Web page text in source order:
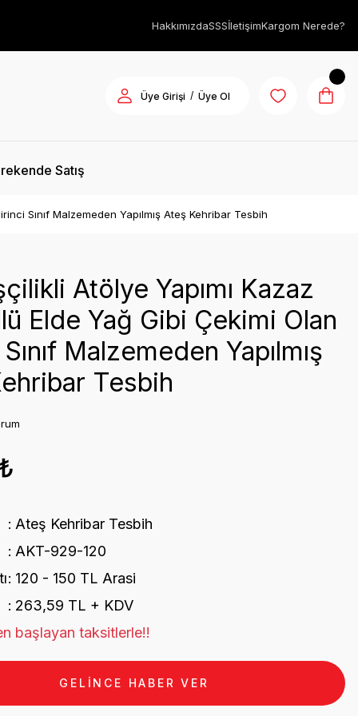
HakkımızdaSSSİletişimKargom Nerede?
Üye Girişi / Üye Ol
Satış
Sınıf Malzemeden Yapılmış Ateş Kehribar Tesbih
Atölye Yapımı Kazaz
Elde Yağ Gibi Çekimi Olan
Malzemeden Yapılmış
Tesbih
Ateş Kehribar Tesbih
AKT-929-120
120 - 150 TL Arasi
263,59 TL + KDV
başlayan taksitlerle!!
GELİNCE HABER VER